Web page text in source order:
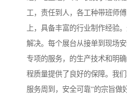
工，责任到人，各工种带班师
上，具备丰富的行业制作经验
解决。每个展台从接单到现场
专项的服务，的生产技术和明
程质量提供了良好的保障。我们
服务周到，安全可靠”的宗旨做